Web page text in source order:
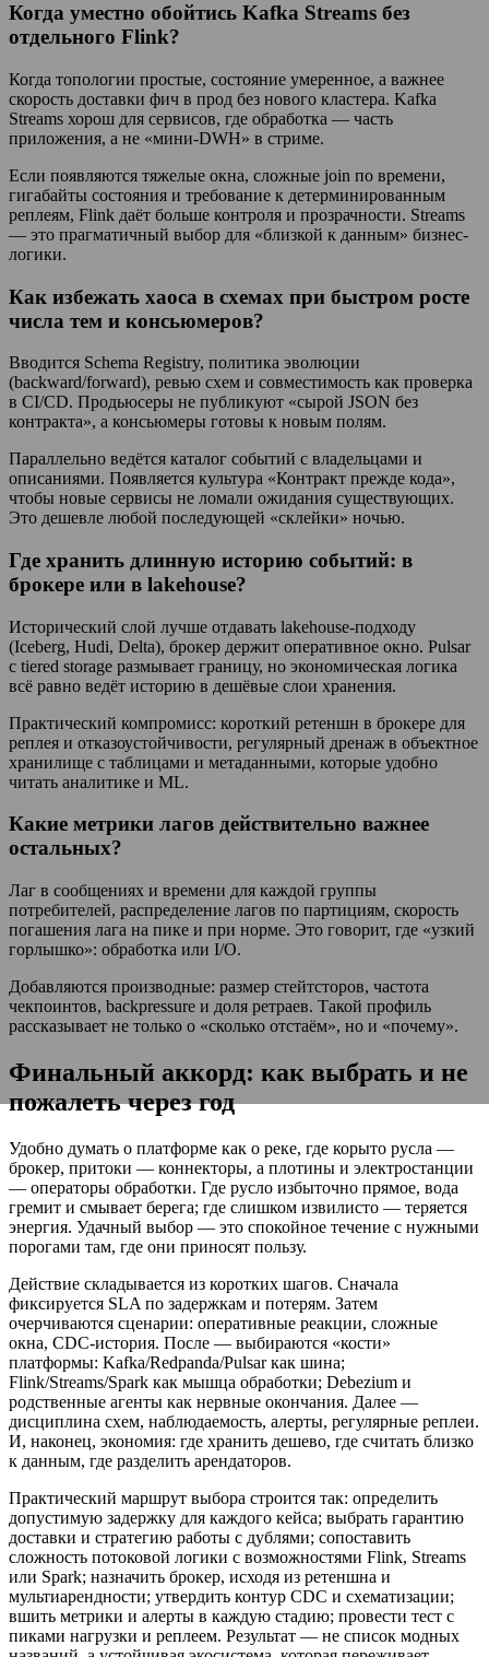
Когда уместно обойтись Kafka Streams без
отдельного Flink?
Когда топологии простые, состояние умеренное, а важнее
скорость доставки фич в прод без нового кластера. Kafka
Streams хорош для сервисов, где обработка — часть
приложения, а не «мини-DWH» в стриме.
Если появляются тяжелые окна, сложные join по времени,
гигабайты состояния и требование к детерминированным
реплеям, Flink даёт больше контроля и прозрачности. Streams
— это прагматичный выбор для «близкой к данным» бизнес-
логики.
Как избежать хаоса в схемах при быстром росте
числа тем и консьюмеров?
Вводится Schema Registry, политика эволюции
(backward/forward), ревью схем и совместимость как проверка
в CI/CD. Продьюсеры не публикуют «сырой JSON без
контракта», а консьюмеры готовы к новым полям.
Параллельно ведётся каталог событий с владельцами и
описаниями. Появляется культура «Контракт прежде кода»,
чтобы новые сервисы не ломали ожидания существующих.
Это дешевле любой последующей «склейки» ночью.
Где хранить длинную историю событий: в
брокере или в lakehouse?
Исторический слой лучше отдавать lakehouse-подходу
(Iceberg, Hudi, Delta), брокер держит оперативное окно. Pulsar
с tiered storage размывает границу, но экономическая логика
всё равно ведёт историю в дешёвые слои хранения.
Практический компромисс: короткий ретеншн в брокере для
реплея и отказоустойчивости, регулярный дренаж в объектное
хранилище с таблицами и метаданными, которые удобно
читать аналитике и ML.
Какие метрики лагов действительно важнее
остальных?
Лаг в сообщениях и времени для каждой группы
потребителей, распределение лагов по партициям, скорость
погашения лага на пике и при норме. Это говорит, где «узкий
горлышко»: обработка или I/O.
Добавляются производные: размер стейтсторов, частота
чекпоинтов, backpressure и доля ретраев. Такой профиль
рассказывает не только о «сколько отстаём», но и «почему».
Финальный аккорд: как выбрать и не
пожалеть через год
Удобно думать о платформе как о реке, где корыто русла —
брокер, притоки — коннекторы, а плотины и электростанции
— операторы обработки. Где русло избыточно прямое, вода
гремит и смывает берега; где слишком извилисто — теряется
энергия. Удачный выбор — это спокойное течение с нужными
порогами там, где они приносят пользу.
Действие складывается из коротких шагов. Сначала
фиксируется SLA по задержкам и потерям. Затем
очерчиваются сценарии: оперативные реакции, сложные
окна, CDC-история. После — выбираются «кости»
платформы: Kafka/Redpanda/Pulsar как шина;
Flink/Streams/Spark как мышца обработки; Debezium и
родственные агенты как нервные окончания. Далее —
дисциплина схем, наблюдаемость, алерты, регулярные реплеи.
И, наконец, экономия: где хранить дешево, где считать близко
к данным, где разделить арендаторов.
Практический маршрут выбора строится так: определить
допустимую задержку для каждого кейса; выбрать гарантию
доставки и стратегию работы с дублями; сопоставить
сложность потоковой логики с возможностями Flink, Streams
или Spark; назначить брокер, исходя из ретеншна и
мультиарендности; утвердить контур CDC и схематизации;
вшить метрики и алерты в каждую стадию; провести тест с
пиками нагрузки и реплеем. Результат — не список модных